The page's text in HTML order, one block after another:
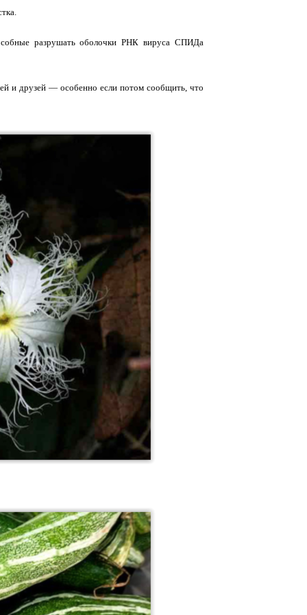
разрушать оболочки РНК вируса СПИДа
и друзей — особенно если потом сообщить, что